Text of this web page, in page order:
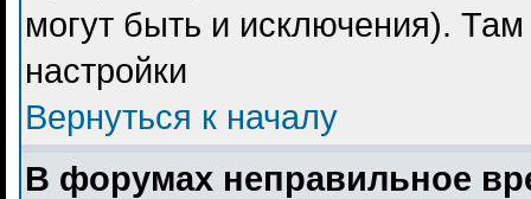
могут быть и исключения).
настройки
Вернуться к началу
В форумах неправильное